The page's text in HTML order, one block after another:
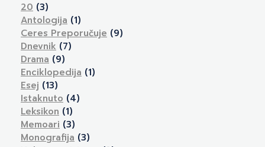
20 (3)
Antologija (1)
Ceres Preporučuje (9)
Dnevnik (7)
Drama (9)
Enciklopedija (1)
Esej (13)
Istaknuto (4)
Leksikon (1)
Memoari (3)
Monografija (3)